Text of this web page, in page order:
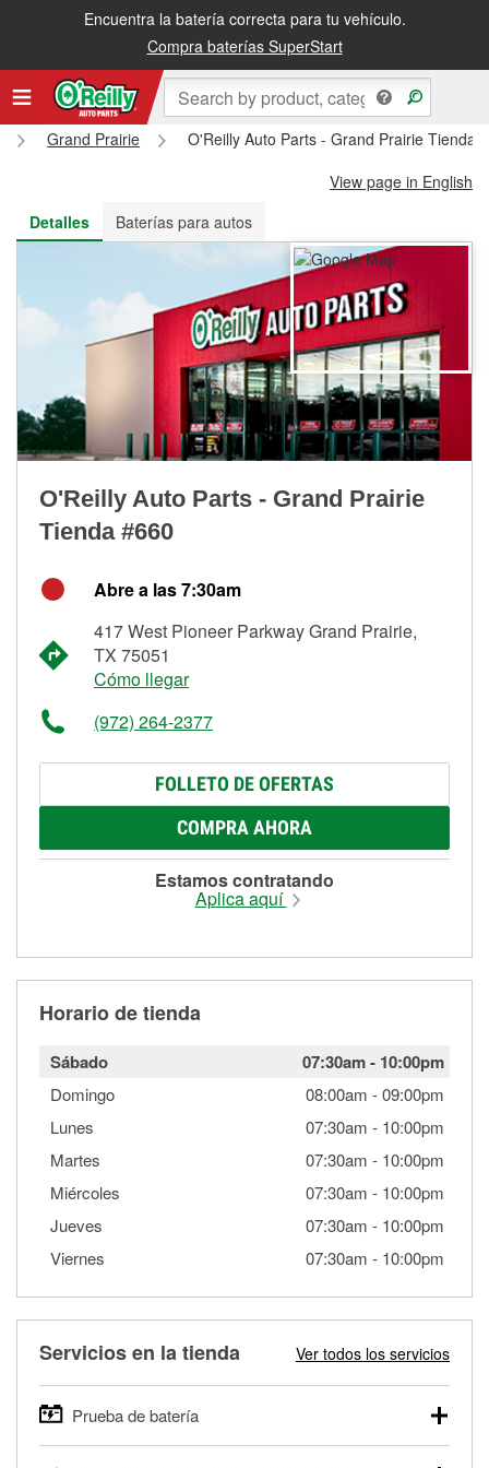
Encuentra la batería correcta para tu vehículo.
Compra baterías SuperStart
Recibe tu orden gratis al día siguiente o recógela en la tienda
Grand Prairie
O'Reilly Auto Parts - Grand Prairie Tienda
View page in English
Detalles
Baterías para autos
O'Reilly Auto Parts - Grand Prairie
Tienda #660
Abre a las 7:30am
417 West Pioneer Parkway Grand Prairie,
TX 75051
Cómo llegar
(972) 264-2377
FOLLETO DE OFERTAS
COMPRA AHORA
Estamos contratando
Aplica aquí
Horario de tienda
Sábado 07:30am- 10:00pm
Domingo 08:00am -09:00pm
Lunes
07:30am - 10:00pm
Martes
07:30am - 10:00pm
Miércoles
07:30am - 10:00pm
Jueves
07:30am - 10:00pm
Viernes
07:30am - 10:00pm
Servicios en la tienda Ver todos los servicios
Prueba de batería